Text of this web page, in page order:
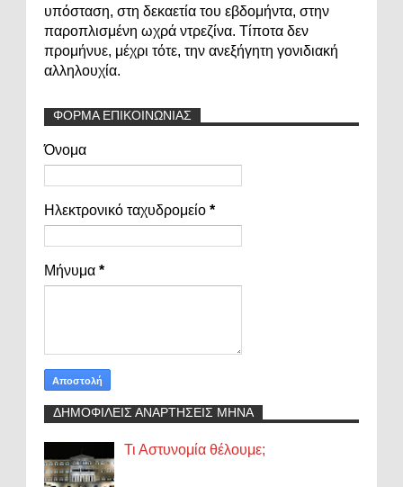
υπόσταση, στη δεκαετία του εβδομήντα, στην
παροπλισμένη ωχρά ντρεζίνα. Τίποτα δεν
προμήνυε, μέχρι τότε, την ανεξήγητη γονιδιακή
αλληλουχία.
ΦΟΡΜΑ ΕΠΙΚΟΙΝΩΝΙΑΣ
Όνομα
Ηλεκτρονικό ταχυδρομείο *
Μήνυμα *
ΔΗΜΟΦΙΛΕΙΣ ΑΝΑΡΤΗΣΕΙΣ ΜΗΝΑ
Τι Αστυνομία θέλουμε;